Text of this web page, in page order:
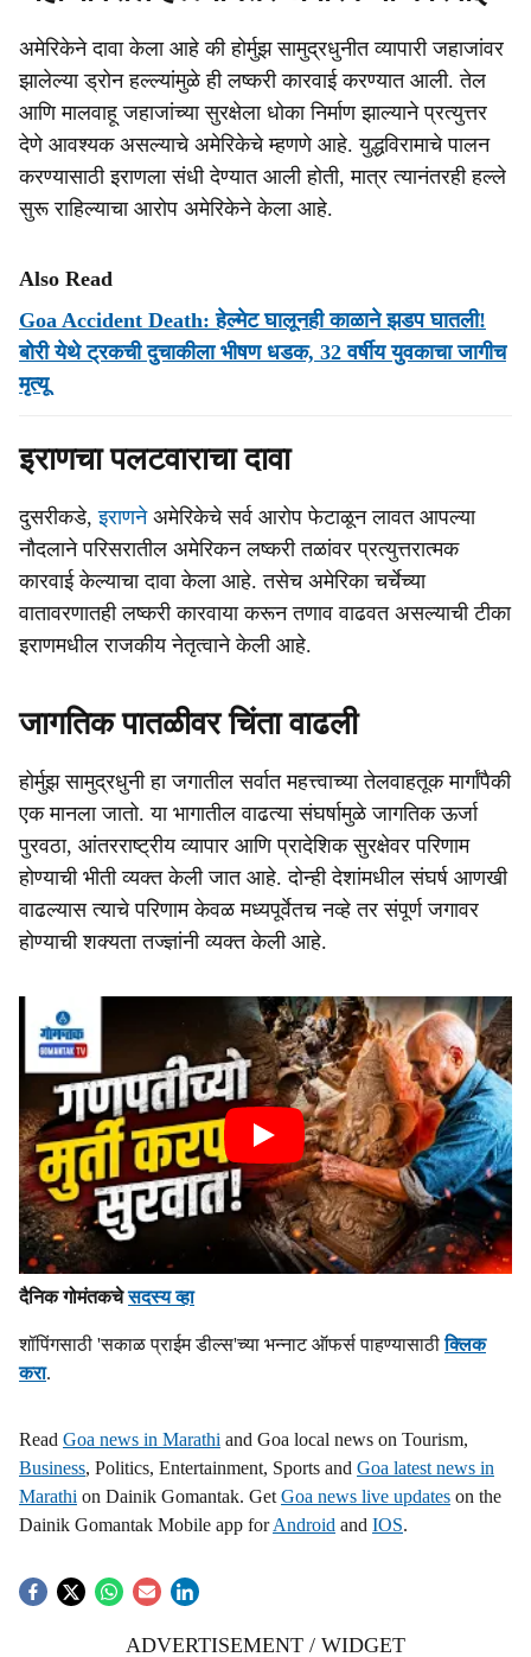
अमेरिकेने दावा केला आहे की होर्मुझ सामुद्रधुनीत व्यापारी जहाजांवर
झालेल्या ड्रोन हल्ल्यांमुळे ही लष्करी कारवाई करण्यात आली. तेल
आणि मालवाहू जहाजांच्या सुरक्षेला धोका निर्माण झाल्याने प्रत्युत्तर
देणे आवश्यक असल्याचे अमेरिकेचे म्हणणे आहे. युद्धविरामाचे पालन
करण्यासाठी इराणला संधी देण्यात आली होती, मात्र त्यानंतरही हल्ले
सुरू राहिल्याचा आरोप अमेरिकेने केला आहे.
Also Read
Goa Accident Death: हेल्मेट घालूनही काळाने झडप घातली!
बोरी येथे ट्रकची दुचाकीला भीषण धडक, 32 वर्षीय युवकाचा जागीच
मृत्यू
इराणचा पलटवाराचा दावा
दुसरीकडे,इराणने अमेरिकेचे सर्व आरोप फेटाळून लावत आपल्या
नौदलाने परिसरातील अमेरिकन लष्करी तळांवर प्रत्युत्तरात्मक
कारवाई केल्याचा दावा केला आहे. तसेच अमेरिका चर्चेच्या
वातावरणातही लष्करी कारवाया करून तणाव वाढवत असल्याची टीका
इराणमधील राजकीय नेतृत्वाने केली आहे.
जागतिक पातळीवर चिंता वाढली
होर्मुझ सामुद्रधुनी हा जगातील सर्वात महत्त्वाच्या तेलवाहतूक मार्गांपैकी
एक मानला जातो. या भागातील वाढत्या संघर्षामुळे जागतिक ऊर्जा
पुरवठा, आंतरराष्ट्रीय व्यापार आणि प्रादेशिक सुरक्षेवर परिणाम
होण्याची भीती व्यक्त केली जात आहे. दोन्ही देशांमधील संघर्ष आणखी
वाढल्यास त्याचे परिणाम केवळ मध्यपूर्वेतच नव्हे तर संपूर्ण जगावर
होण्याची शक्यता तज्ज्ञांनी व्यक्त केली आहे.
दैनिक गोमंतकचेसदस्य व्हा
शॉपिंगसाठी 'सकाळ प्राईम डील्स'च्या भन्नाट ऑफर्स पाहण्यासाठीक्लिक
करा.
Read Goa news in Marathi and Goa local news on Tourism,
Business, Politics, Entertainment, Sports and Goa latest news in
Marathi on Dainik Gomantak. Get Goa news live updates on the
Dainik Gomantak Mobile app forAndroid and IOS.
ADVERTISEMENT / WIDGET